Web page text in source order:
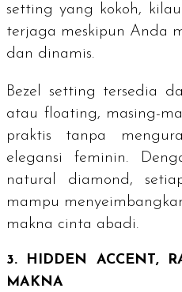
settingyang kokoh,
terjaga meskipun Anda
dan dinamis.
Bezel setting tersedia
atau floating, masing-
praktis tanpa
elegansi feminin.
natural diamond ,
mampu
makna cinta abadi.
3. HIDDEN ACCENT,
MAKNA